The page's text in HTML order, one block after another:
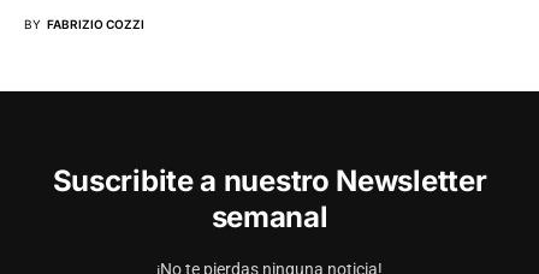
BY FABRIZIO COZZI
Suscribite a nuestro Newsletter
semanal
¡No te pierdas ninguna noticia!